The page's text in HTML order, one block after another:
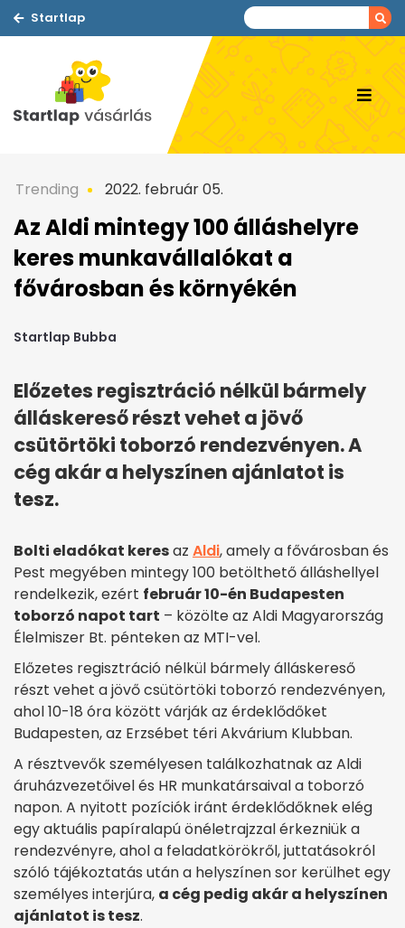
Startlap
Trending 2022. február 05.
Az Aldi mintegy 100 álláshelyre
keres munkavállalókat a
fővárosban és környékén
Startlap Bubba
Előzetes regisztráció nélkül bármely
álláskereső részt vehet a jövő
csütörtöki toborzó rendezvényen. A
cég akár a helyszínen ajánlatot is
tesz.
Bolti eladókat keresaz Aldi, amely a fővárosban és
Pest megyében mintegy 100 betölthető álláshellyel
rendelkezik, ezért február 10-én Budapesten
toborzó napot tart – közölte az Aldi Magyarország
Élelmiszer Bt. pénteken az MTI-vel.
Előzetes regisztráció nélkül bármely álláskereső
részt vehet a jövő csütörtöki toborzó rendezvényen,
ahol 10-18 óra között várják az érdeklődőket
Budapesten, az Erzsébet téri Akvárium Klubban.
A résztvevők személyesen találkozhatnak az Aldi
áruházvezetőivel és HR munkatársaival a toborzó
napon. A nyitott pozíciók iránt érdeklődőknek elég
egy aktuális papíralapú önéletrajzzal érkezniük a
rendezvényre, ahol a feladatkörökről, juttatásokról
szóló tájékoztatás után a helyszínen sor kerülhet egy
személyes interjúra, a cég pedig akár a helyszínen
ajánlatot is tesz.